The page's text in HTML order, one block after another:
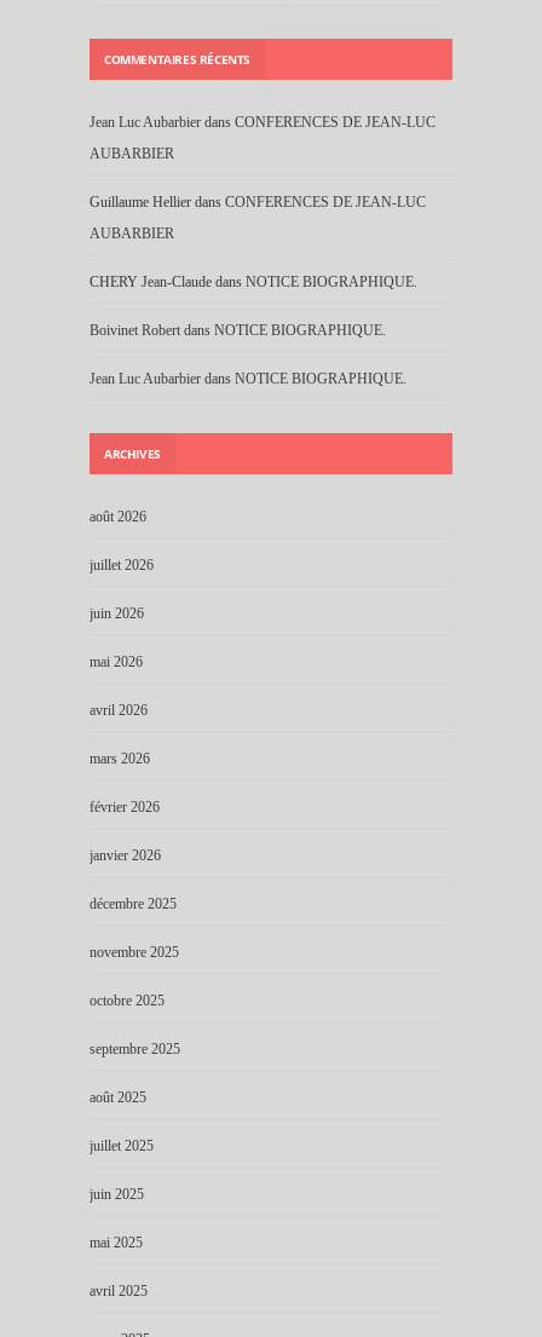
COMMENTAIRES RÉCENTS
Jean Luc Aubarbier dans CONFERENCES DE JEAN-LUC
AUBARBIER
Guillaume Hellier dans CONFERENCES DE JEAN-LUC
AUBARBIER
CHERY Jean-Claude dans NOTICE BIOGRAPHIQUE.
Boivinet Robert dans NOTICE BIOGRAPHIQUE.
Jean Luc Aubarbier dans NOTICE BIOGRAPHIQUE.
ARCHIVES
août 2026
juillet 2026
juin 2026
mai 2026
avril 2026
mars 2026
février 2026
janvier 2026
décembre 2025
novembre 2025
octobre 2025
septembre 2025
août 2025
juillet 2025
juin 2025
mai 2025
avril 2025